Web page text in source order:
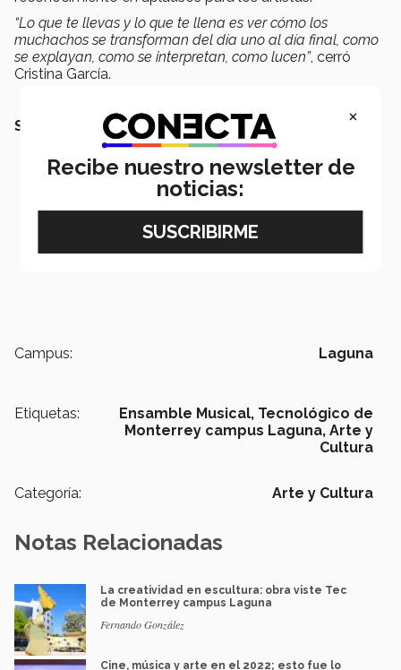
“Lo que te llevas y lo que te llena es ver cómo los
muchachos se transforman del día uno al día final, como
se explayan, como se interpretan, como lucen”, cerró
Cristina García.
SEGURAMENTE TAMBIÉN QUERRÁS LEER:
Campus: Laguna
Etiquetas: Ensamble Musical, Tecnológico de
Monterrey campus Laguna, Arte y
Cultura
Categoría: Arte y Cultura
Notas Relacionadas
La creatividad en escultura: obra viste Tec
de Monterrey campus Laguna
Fernando González
Cine, música y arte en el 2022; esto fue lo
×
Recibe nuestro newsletter de
noticias: